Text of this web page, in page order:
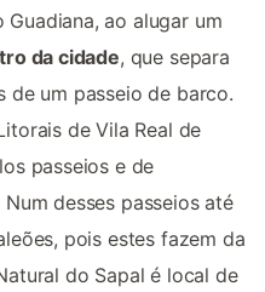
Guadiana, ao alugar um
da cidade, que separa
de um passeio de barco.
de Vila Real de
passeios e de
desses passeios até
pois estes fazem da
do Sapal é local de